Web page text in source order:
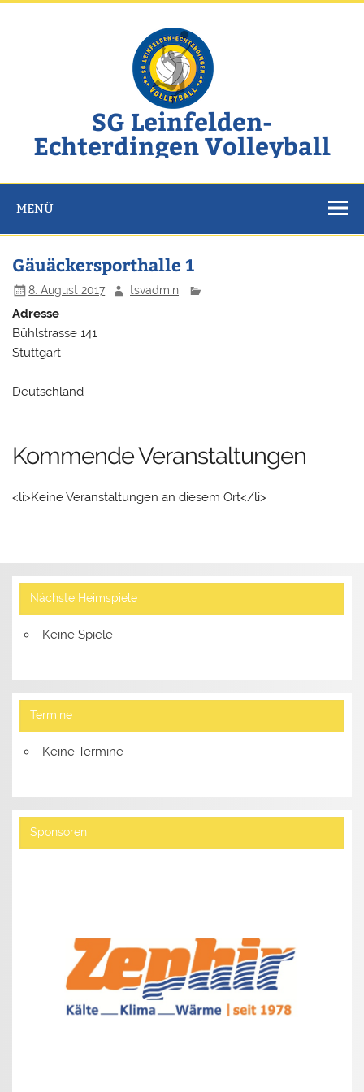
Zum
SG Leinfelden-
Echterdingen Volleyball
MENÜ
Gäuäckersporthalle 1
8. August 2017 tsvadmin
Adresse
Bühlstrasse 141
Stuttgart
Deutschland
Kommende Veranstaltungen
<li>Keine Veranstaltungen an diesem Ort</li>
Nächste Heimspiele
Keine Spiele
Termine
Keine Termine
Sponsoren